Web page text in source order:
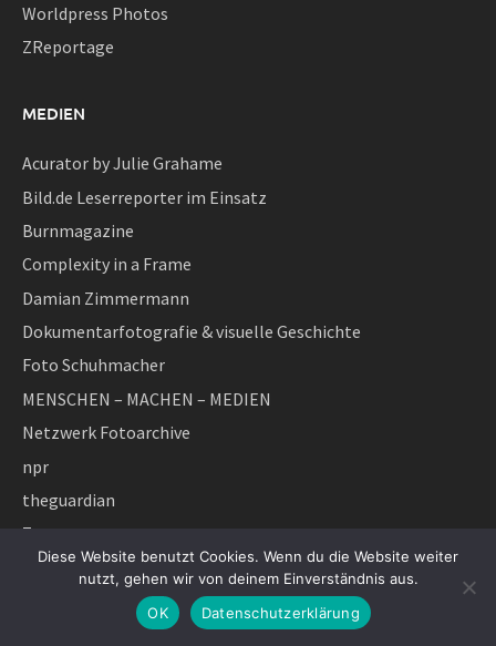
Worldpress Photos
ZReportage
MEDIEN
Acurator by Julie Grahame
Bild.de Leserreporter im Einsatz
Burnmagazine
Complexity in a Frame
Damian Zimmermann
Dokumentarfotografie & visuelle Geschichte
Foto Schuhmacher
MENSCHEN – MACHEN – MEDIEN
Netzwerk Fotoarchive
npr
theguardian
Zumapress
Diese Website benutzt Cookies. Wenn du die Website weiter
nutzt, gehen wir von deinem Einverständnis aus.
OK
Datenschutzerklärung